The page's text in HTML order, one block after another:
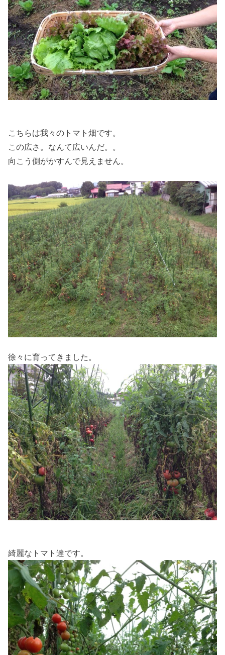
こちらは我々のトマト畑です。
この広さ。なんて広いんだ。。
向こう側がかすんで見えません。
徐々に育ってきました。
綺麗なトマト達です。